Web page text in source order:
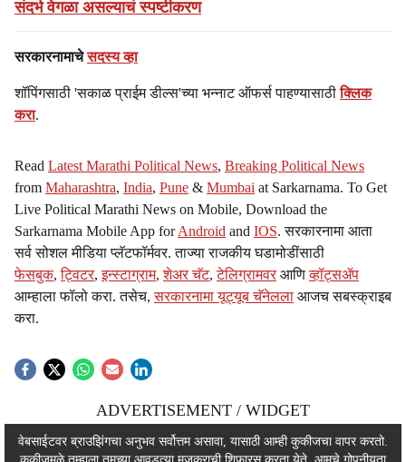
संदर्भ वेगळा असल्याचं स्पष्टीकरण
सरकारनामाचेसदस्य व्हा
शॉपिंगसाठी 'सकाळ प्राईम डील्स'च्या भन्नाट ऑफर्स पाहण्यासाठीक्लिक
करा.
Read Latest Marathi Political News, Breaking Political News
from Maharashtra, India, Pune & Mumbai at Sarkarnama. To Get
Live Political Marathi News on Mobile, Download the
Sarkarnama Mobile App forAndroid and IOS. सरकारनामा आता
सर्व सोशल मीडिया प्लॅटफॉर्मवर. ताज्या राजकीय घडामोडींसाठी
फेसबुक,ट्विटर,इन्स्टाग्राम,शेअर चॅट,टेलिग्रामवर आणिव्हॉट्सॲप
आम्हाला फॉलो करा. तसेच,सरकारनामा यूट्यूब चॅनेलला आजच सबस्क्राइब
करा.
ADVERTISEMENT / WIDGET
ADVERTISEMENT / WIDGET
वेबसाईटवर ब्राउझिंगचा अनुभव सर्वोत्तम असावा, यासाठी आम्ही कुकीजचा वापर करतो.